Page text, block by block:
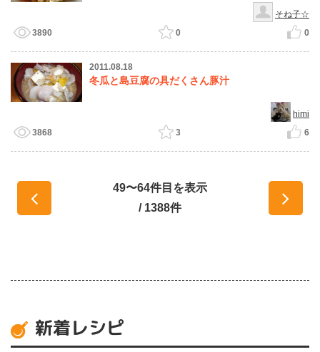
そね子☆
3890
0 0
2011.08.18
冬瓜と島豆腐の具だくさん豚汁
himi
3868
3 6
49〜64件目を表示
/ 1388件
新着レシピ